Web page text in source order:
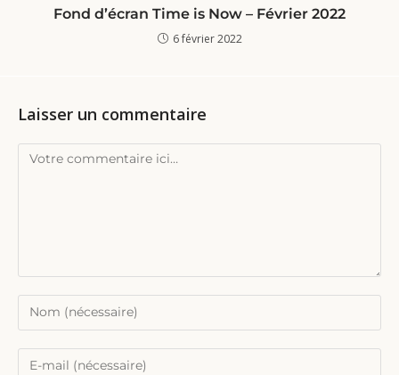
Fond d’écran Time is Now – Février 2022
6 février 2022
Laisser un commentaire